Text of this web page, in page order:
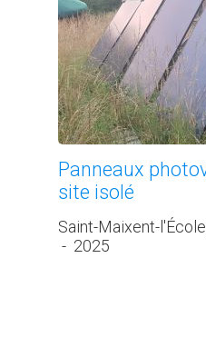
Panneaux
site isolé
Saint-Maixent-
- 2025